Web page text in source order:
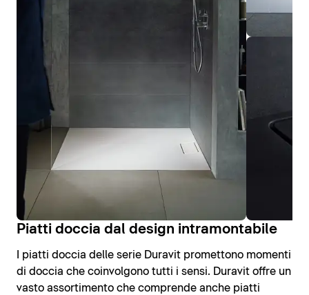
Piatti doccia dal design intramontabile
I piatti doccia delle serie Duravit promettono momenti
di doccia che coinvolgono tutti i sensi. Duravit offre un
vasto assortimento che comprende anche piatti